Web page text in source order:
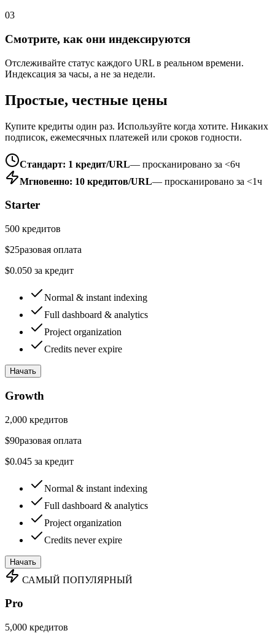
03
Смотрите, как они индексируются
Отслеживайте статус каждого URL в реальном времени.
Индексация за часы, а не за недели.
Простые, честные цены
Купите кредиты один раз. Используйте когда хотите. Никаких
подписок, ежемесячных платежей или сроков годности.
Стандарт: 1 кредит/URL— просканировано за <6ч
Мгновенно: 10 кредитов/URL— просканировано за <1ч
Starter
500 кредитов
$25разовая оплата
$0.050 за кредит
Normal & instant indexing
Full dashboard & analytics
Project organization
Credits never expire
Начать
Growth
2,000 кредитов
$90разовая оплата
$0.045 за кредит
Normal & instant indexing
Full dashboard & analytics
Project organization
Credits never expire
Начать
САМЫЙ ПОПУЛЯРНЫЙ
Pro
5,000 кредитов